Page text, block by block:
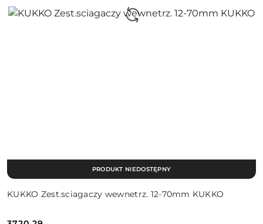
KUKKO Zest.sciagaczy wewnetrz. 12-70mm KUKKO
PRODUKT NIEDOSTĘPNY